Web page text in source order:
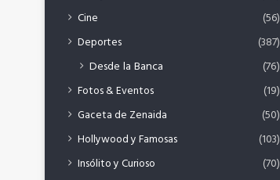
Cine
(56)
Deportes
(387)
Desde la Banca (76)
Fotos & Eventos
(19)
Gaceta de Zenaida
(50)
Hollywood y Famosas
(103)
Insólito y Curioso
(70)